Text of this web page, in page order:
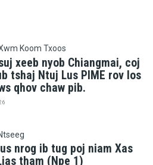
Koom Txoos
xeeb nyob Chiangmai, coj
tshaj Ntuj Lus PIME rov los
qhov chaw pib.
nrog ib tug poj niam Xas
tham (Npe 1)